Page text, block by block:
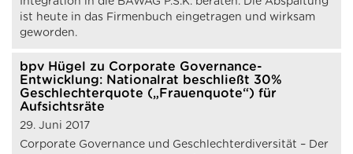
ist heute in das Firmenbuch eingetragen und wirksam
geworden.
bpv Hügel zu Corporate Governance-
Entwicklung: Nationalrat beschließt 30%
Geschlechterquote („Frauenquote“) für
Aufsichtsräte
29. Juni 2017
Corporate Governance und Geschlechterdiversität – Der